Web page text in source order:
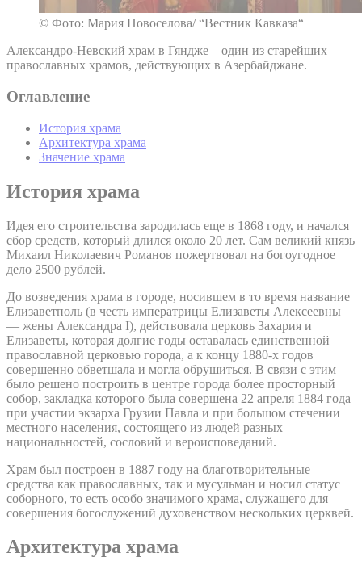
© Фото: Мария Новоселова/ “Вестник Кавказа“
Александро-Невский храм в Гяндже – один из старейших
православных храмов, действующих в Азербайджане.
Оглавление
История храма
Архитектура храма
Значение храма
История храма
Идея его строительства зародилась еще в 1868 году, и начался
сбор средств, который длился около 20 лет. Сам великий князь
Михаил Николаевич Романов пожертвовал на богоугодное
дело 2500 рублей.
До возведения храма в городе, носившем в то время название
Елизаветполь (в честь императрицы Елизаветы Алексеевны
— жены Александра I), действовала церковь Захария и
Елизаветы, которая долгие годы оставалась единственной
православной церковью города, а к концу 1880-х годов
совершенно обветшала и могла обрушиться. В связи с этим
было решено построить в центре города более просторный
собор, закладка которого была совершена 22 апреля 1884 года
при участии экзарха Грузии Павла и при большом стечении
местного населения, состоящего из людей разных
национальностей, сословий и вероисповеданий.
Храм был построен в 1887 году на благотворительные
средства как православных, так и мусульман и носил статус
соборного, то есть особо значимого храма, служащего для
совершения богослужений духовенством нескольких церквей.
Архитектура храма